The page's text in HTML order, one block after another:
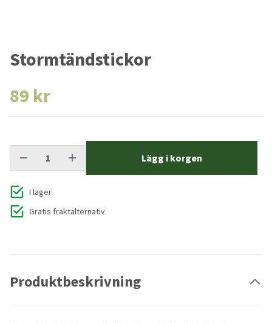
Stormtändstickor
89 kr
Lägg i korgen
I lager
Gratis fraktalternativ
Produktbeskrivning